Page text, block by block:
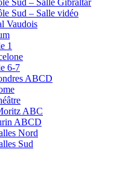
Sud – Salle vidéo
Vaudois
1
6-7
ABCD
ABC
ABCD
Nord
Sud